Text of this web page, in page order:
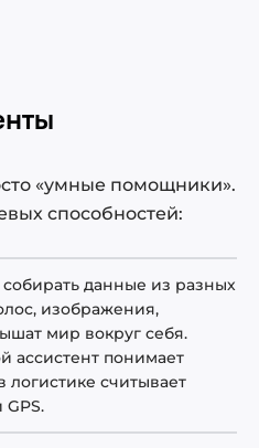
«умные помощники».
способностей:
данные из разных
изображения,
мир вокруг себя.
ассистент понимает
логистике считывает